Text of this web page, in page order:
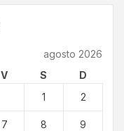
agosto 2026
V S
D
1
2
7 8 9